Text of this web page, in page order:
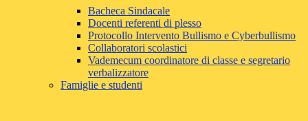
Bacheca Sindacale
Docenti referenti di plesso
Protocollo Intervento Bullismo e Cyberbullismo
Collaboratori scolastici
Vademecum coordinatore di classe e segretario
verbalizzatore
Famiglie e studenti